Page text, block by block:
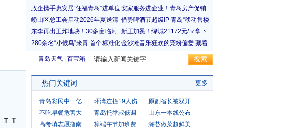
青岛天气 百宝箱
T T
热门关键词 更多
青岛彩民中一亿 环湾连撞19人伤
原副省长被双开
不吃早餐危害大
青岛托举叔低调
山东一本线公布
高考填志愿指南
算端午节加班费
浒苔做菜超鲜美